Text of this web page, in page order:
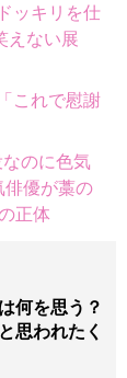
ッキリを仕
えない展
これで慰謝
のに色気
俳優が藁の
正体
何を思う？
思われたく